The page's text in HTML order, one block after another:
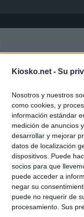
Kiosko.net - Su
Nosotros y nuestros
como cookies, y
información estándar
medición de anuncios
desarrollar y mejorar
datos de localización
dispositivos. Puede
socios para que
puede acceder a
negar su
puede no requerir de
procesamiento. Sus
Últimas noticias
El Gobierno de Ayuso no
Chamberí a ayudas por los
Ayuso contra Ayuso: cómo